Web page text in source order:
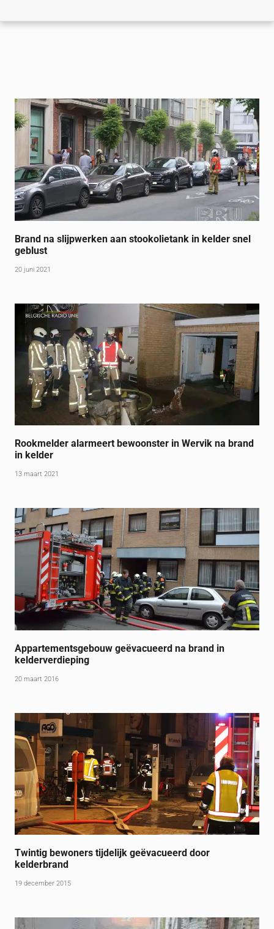
Brand na slijpwerken aan stookolietank in kelder snel
geblust
20 juni 2021
Rookmelder alarmeert bewoonster in Wervik na brand
in kelder
13 maart 2021
Appartementsgebouw geëvacueerd na brand in
kelderverdieping
20 maart 2016
Twintig bewoners tijdelijk geëvacueerd door
kelderbrand
19 december 2015